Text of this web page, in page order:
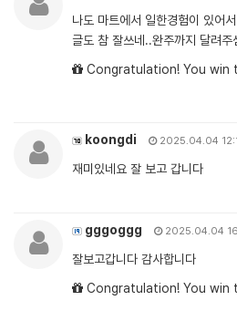
나도 마트에서 일한경험이 있어
글도 참 잘쓰네..완주까지 달려주
Congratulation! You win
koongdi 2025.04.04
재미있네요 잘 보고 갑니다
gggoggg 2025.04.04
잘보고갑니다 감사합니다
Congratulation! You win